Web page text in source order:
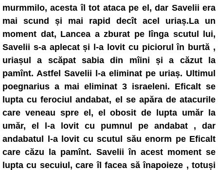
murmmilo, acesta îl tot ataca pe el, dar Savelii era
mai scund și mai rapid decît acel uriaș.La un
moment dat, Lancea a zburat pe lînga scutul lui,
Savelii s-a aplecat și l-a lovit cu piciorul în burtă ,
uriașul a scăpat sabia din mîini și a căzut la
pamînt. Astfel Savelii l-a eliminat pe uriaș. Ultimul
poegnarius a mai eliminat 3 israeleni. Eficalt se
lupta cu ferociul andabat, el se apăra de atacurile
care veneau spre el, el obosit de lupta umăr la
umăr, el l-a lovit cu pumnul pe andabat , dar
andabatul l-a lovit cu scutul său enorm pe Eficalt
care căzu la pamînt. Savelii în acest moment se
lupta cu secuiul, care îl facea să înapoieze , totuși